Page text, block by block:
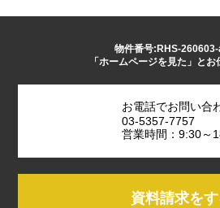
物件番号:RHS-
「ホームページを見た」とお
お電話でお問い合
03-5357-7757
営業時間：9:30～
資料請求を